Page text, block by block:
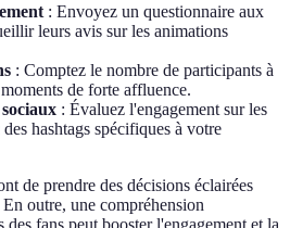
: Envoyez un questionnaire aux
leurs avis sur les animations
: Comptez le nombre de participants à
de forte affluence.
: Évaluez l'engagement sur les
hashtags spécifiques à votre
de prendre des décisions éclairées
outre, une compréhension
fans peut booster l'engagement et la